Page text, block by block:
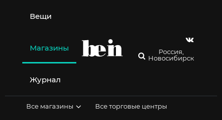
содержимому
Вещи
Магазины
Журнал
Россия,
Новосибирск
Все магазины Все торговые центры